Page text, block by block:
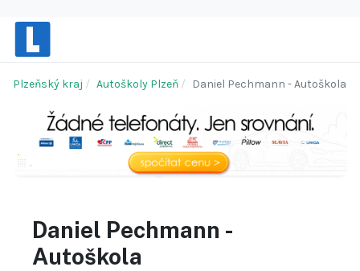
Plzeňský kraj Autoškoly Plzeň Daniel Pechmann - Autoškola
Daniel Pechmann -
Autoškola